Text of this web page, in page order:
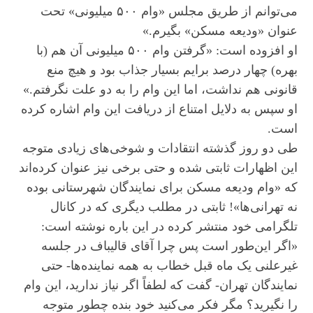
می‌توانم از طریق مجلس «وام ۵۰۰ میلیونی» تحت
عنوان «ودیعه مسکن» بگیرم.»
او افزوده است: «گرفتن وام ۵۰۰ میلیونی آن هم (با
بهره) چهار درصد برایم بسیار جذاب بود و هیچ منع
قانونی هم نداشت، اما این وام را به دو علت نگرفتم.»
او سپس به دلایل امتناع از دریافت این وام اشاره کرده
است.
طی دو روز گذشته انتقادات و شوخی‌های زیادی متوجه
این اظهارات ثابتی شده و حتی برخی نیز عنوان کرده‌اند
که «وام ودیعه مسکن برای نمایندگان شهرستانی بوده
نه تهرانی‌ها»! ثابتی در مطلب دیگری که در کانال
تلگرامی خود منتشر کرده در این باره نوشته است:
«اگر این‌طور است پس چرا آقای قالیباف در جلسه
غیرعلنی یک ماه قبل خطاب به همه نماینده‌ها- حتی
نمایندگان تهران- گفت که لطفاً اگر نیاز ندارید، این وام
را نگیرید؟ مگر فکر می‌کنید خود بنده چطور متوجه